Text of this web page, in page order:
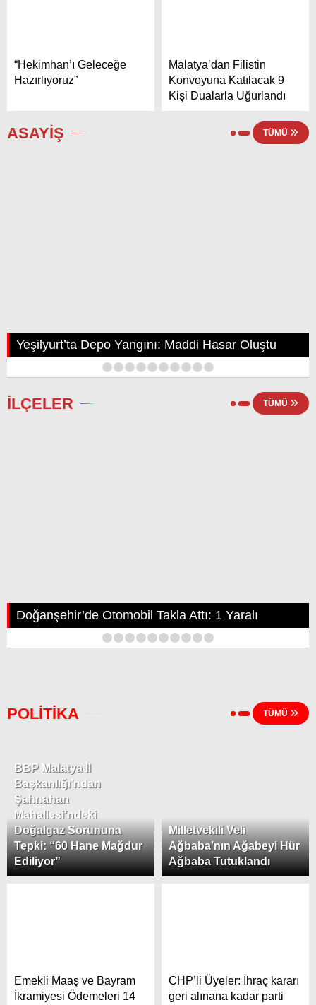
“Hekimhan’ı Geleceğe
Hazırlıyoruz”
Malatya’dan Filistin
Konvoyuna Katılacak 9
Kişi Dualarla Uğurlandı
ASAYİŞ TÜMÜ
Yeşilyurt’ta Depo Yangını: Maddi Hasar Oluştu
10
İLÇELER TÜMÜ
Doğanşehir’de Otomobil Takla Attı: 1 Yaralı
10
POLİTİKA TÜMÜ
BBP Malatya İl
Başkanlığı’ndan
Şahnahan
Mahallesi’ndeki
Doğalgaz Sorununa
Tepki: “60 Hane Mağdur
Ediliyor”
Milletvekili Veli
Ağbaba’nın Ağabeyi Hür
Ağbaba Tutuklandı
Emekli Maaş ve Bayram
İkramiyesi Ödemeleri 14
CHP’li Üyeler: İhraç kararı
geri alınana kadar parti